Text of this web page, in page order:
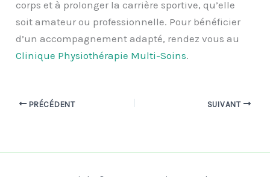
corps et à prolonger la carrière sportive, qu’elle
soit amateur ou professionnelle. Pour bénéficier
d’un accompagnement adapté, rendez vous au
Clinique Physiothérapie Multi-Soins.
PRÉCÉDENT SUIVANT